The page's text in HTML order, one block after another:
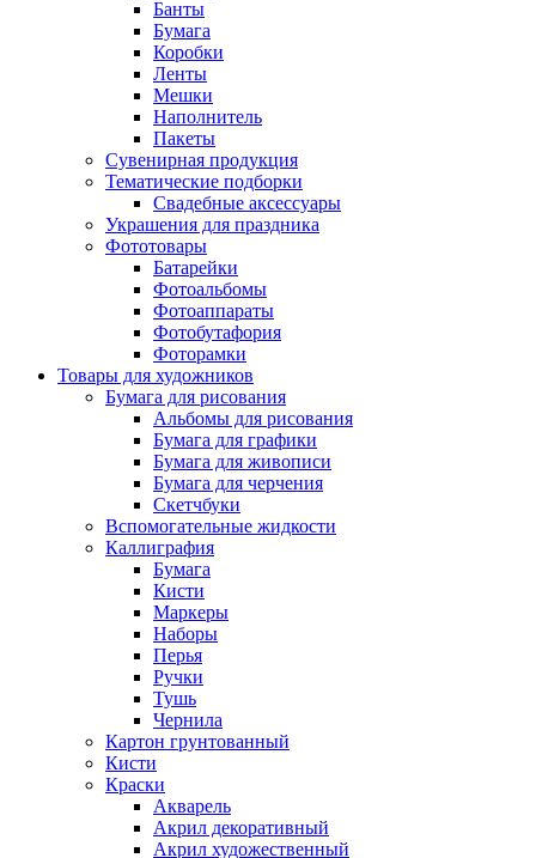
Банты
Бумага
Коробки
Ленты
Мешки
Наполнитель
Пакеты
Сувенирная продукция
Тематические подборки
Свадебные аксессуары
Украшения для праздника
Фототовары
Батарейки
Фотоальбомы
Фотоаппараты
Фотобутафория
Фоторамки
Товары для художников
Бумага для рисования
Альбомы для рисования
Бумага для графики
Бумага для живописи
Бумага для черчения
Скетчбуки
Вспомогательные жидкости
Каллиграфия
Бумага
Кисти
Маркеры
Наборы
Перья
Ручки
Тушь
Чернила
Картон грунтованный
Кисти
Краски
Акварель
Акрил декоративный
Акрил художественный